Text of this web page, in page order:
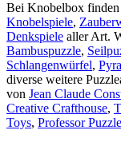
Bei Knobelbox finden
Knobelspiele,
Denkspiele aller Art.
Bambuspuzzle,
Schlangenwürfel,
diverse weitere
von Jean Claude
Creative Crafthouse,
Toys, Professor Puzzle